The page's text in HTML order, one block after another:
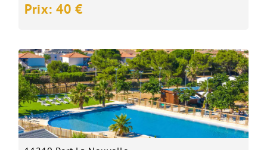
Prix: 40 €